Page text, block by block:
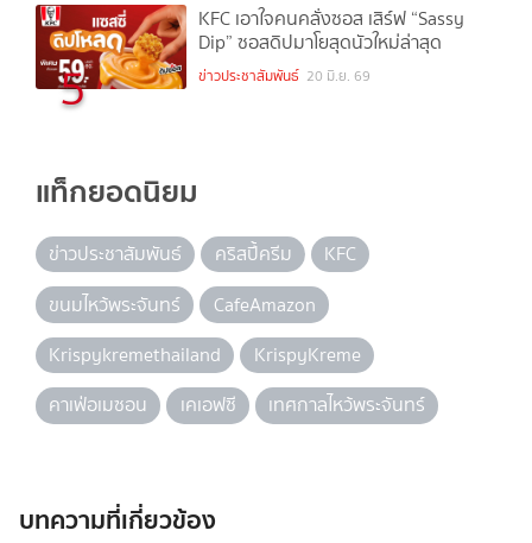
5
KFC เอาใจคนคลั่งซอส เสิร์ฟ “Sassy
Dip” ซอสดิปมาโยสุดนัวใหม่ล่าสุด
ข่าวประชาสัมพันธ์ 20 มิ.ย. 69
แท็กยอดนิยม
ข่าวประชาสัมพันธ์ คริสปี้ครีม
KFC
ขนมไหว้พระจันทร์
CafeAmazon
Krispykremethailand
KrispyKreme
คาเฟ่อเมซอน
เคเอฟซี เทศกาลไหว้พระจันทร์
บทความที่เกี่ยวข้อง